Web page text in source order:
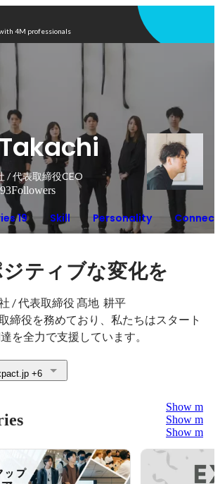
4M professionals
/ 代表取締役CEO
Followers
19 Skill Personality
ティブな変化を
/ 代表取締役 髙地  耕平
締役を務めており、私たちはスタート
を全力で支援しています。
+6
Show more
Show more
Show more